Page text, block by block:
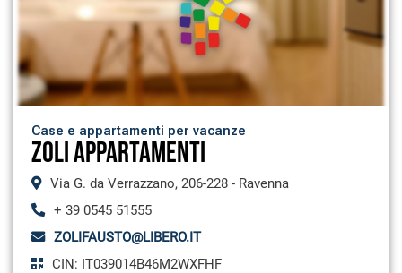
Case e appartamenti per vacanze
ZOLI APPARTAMENTI
Via G. da Verrazzano, 206-228 - Ravenna
+ 39 0545 51555
ZOLIFAUSTO@LIBERO.IT
CIN: IT039014B46M2WXFHF